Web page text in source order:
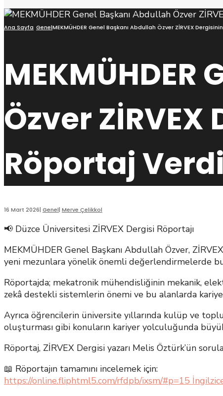
Ana Sayfa GenelMEKMÜHDER Genel Başkanı Abdullah Özver ZİRVEX
Özver ZİRVEX
Röportaj
16 Mart 2026| Genel| Merve Çelikkol
📢 Düzce Üniversitesi ZİRVEX Dergisi Röportajı
MEKMÜHDER Genel Başkanı Abdullah Özver,
yeni mezunlara yönelik önemli değerlendirmelerde
Röportajda; mekatronik mühendisliğinin mekanik,
zekâ destekli sistemlerin önemi ve bu alanlarda
Ayrıca öğrencilerin üniversite yıllarında kulüp ve
oluşturması gibi konuların kariyer yolculuğunda
Röportaj, ZİRVEX Dergisi yazarı Melis Öztürk’ün
📖 Röportajın tamamını incelemek için:
https://online.fliphtml5.com/rfdpb/ixsm/#p=15